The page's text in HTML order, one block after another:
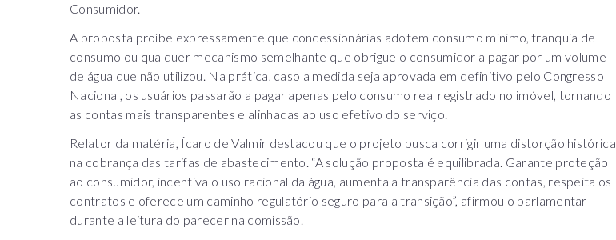
Consumidor.
A proposta proíbe expressamente que concessionárias adotem consumo mínimo, franquia de
consumo ou qualquer mecanismo semelhante que obrigue o consumidor a pagar por um volume
de água que não utilizou. Na prática, caso a medida seja aprovada em definitivo pelo Congresso
Nacional, os usuários passarão a pagar apenas pelo consumo real registrado no imóvel, tornando
as contas mais transparentes e alinhadas ao uso efetivo do serviço.
Relator da matéria, Ícaro de Valmir destacou que o projeto busca corrigir uma distorção histórica
na cobrança das tarifas de abastecimento. “A solução proposta é equilibrada. Garante proteção
ao consumidor, incentiva o uso racional da água, aumenta a transparência das contas, respeita os
contratos e oferece um caminho regulatório seguro para a transição”, afirmou o parlamentar
durante a leitura do parecer na comissão.